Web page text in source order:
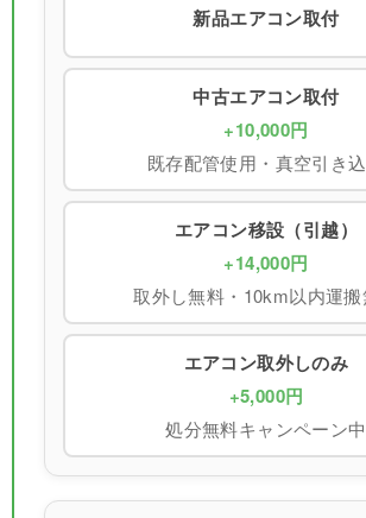
新品エアコン取付
中古エアコン取付
+10,000円
既存配管使用・真空引き
エアコン移設（引越）
+14,000円
取外し無料・10km以内運
エアコン取外しのみ
+5,000円
処分無料キャンペーン中